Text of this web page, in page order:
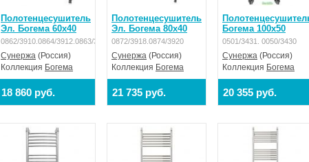
Полотенцесушитель
Эл. Богема 60x40
0862/3910.0864/3912.0863/3911.0865/3913
Сунержа (Россия)
Коллекция Богема
18 860 руб.
Полотенцесушитель
Эл. Богема 80x40
0872/3918.0874/3920
Сунержа (Россия)
Коллекция Богема
21 735 руб.
Богема 100x50
0501/3431. 0050/3430
Сунержа (Россия)
Коллекция Богема
20 355 руб.